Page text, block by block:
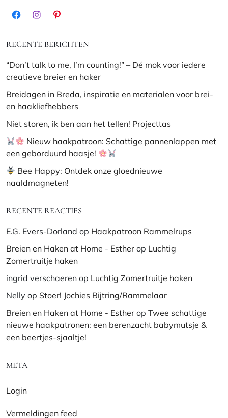
FacebookInstagramPinterest
RECENTE BERICHTEN
“Don’t talk to me, I’m counting!” – Dé mok voor iedere
creatieve breier en haker
Breidagen in Breda, inspiratie en materialen voor brei-
en haakliefhebbers
Niet storen, ik ben aan het tellen! Projecttas
Nieuw haakpatroon: Schattige pannenlappen met
een geborduurd haasje!
Bee Happy: Ontdek onze gloednieuwe
naaldmagneten!
RECENTE REACTIES
E.G. Evers-Dorland op Haakpatroon Rammelrups
Breien en Haken at Home - Esther op Luchtig
Zomertruitje haken
ingrid verschaeren op Luchtig Zomertruitje haken
Nelly op Stoer! Jochies Bijtring/Rammelaar
Breien en Haken at Home - Esther op Twee schattige
nieuwe haakpatronen: een berenzacht babymutsje &
een beertjes-sjaaltje!
META
Login
Vermeldingen feed